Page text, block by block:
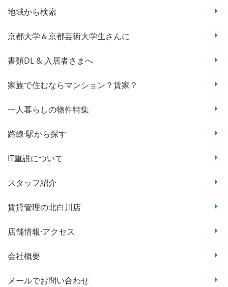
地域から検索
京都大学＆京都芸術大学生さんに
書類DL & 入居者さまへ
家族で住むならマンション？賃家？
一人暮らしの物件特集
路線·駅から探す
IT重説について
スタッフ紹介
賃貸管理の北白川店
店舗情報·アクセス
会社概要
メールでお問い合わせ